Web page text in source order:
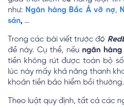
như: Ngân hàng Bắc Á vỡ nợ,
sản, …
Trong các bài viết trước đó
đề này. Cụ thể, nếu ngân
tiền không rút được toàn bộ
lúc này mấy khả năng thanh
khoản tiền bảo hiểm bồi thường.
Theo luật quy định, tất cả các